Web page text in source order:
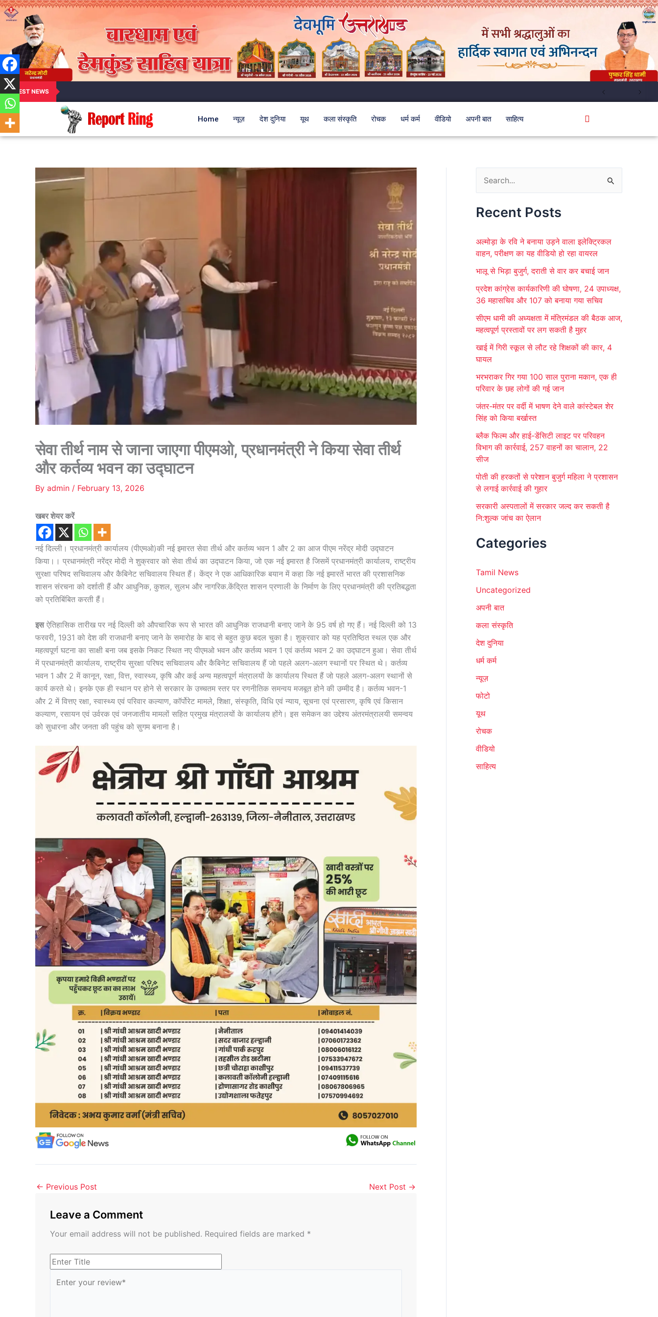
LATEST NEWS
Home न्यूज़ देश दुनिया यूथ कला संस्कृति रोचक धर्म कर्म वीडियो अपनी बात साहित्य
सेवा तीर्थ नाम से जाना जाएगा पीएमओ, प्रधानमंत्री ने किया सेवा तीर्थ
और कर्तव्य भवन का उद्घाटन
By admin / February 13, 2026
खबर शेयर करें
नई दिल्ली। प्रधानमंत्री कार्यालय (पीएमओ)की नई इमारत सेवा तीर्थ और कर्तव्य भवन 1 और 2 का आज पीएम नरेंद्र मोदी उद्घाटन
किया।। प्रधानमंत्री नरेंद्र मोदी ने शुक्रवार को सेवा तीर्थ का उद्घाटन किया, जो एक नई इमारत है जिसमें प्रधानमंत्री कार्यालय, राष्ट्रीय
सुरक्षा परिषद सचिवालय और कैबिनेट सचिवालय स्थित हैं। केंद्र ने एक आधिकारिक बयान में कहा कि नई इमारतें भारत की प्रशासनिक
शासन संरचना को दर्शाती हैं और आधुनिक, कुशल, सुलभ और नागरिक.केंद्रित शासन प्रणाली के निर्माण के लिए प्रधानमंत्री की प्रतिबद्धता
को प्रतिबिंबित करती हैं।
इसऐतिहासिक तारीख पर नई दिल्ली को औपचारिक रूप से भारत की आधुनिक राजधानी बनाए जाने के 95 वर्ष हो गए हैं। नई दिल्ली को 13
फरवरी, 1931 को देश की राजधानी बनाए जाने के समारोह के बाद से बहुत कुछ बदल चुका है। शुक्रवार को यह प्रतिष्ठित स्थल एक और
महत्वपूर्ण घटना का साक्षी बना जब इसके निकट स्थित नए पीएमओ भवन और कर्तव्य भवन 1 एवं कर्तव्य भवन 2 का उद्घाटन हुआ। सेवा तीर्थ
में प्रधानमंत्री कार्यालय, राष्ट्रीय सुरक्षा परिषद सचिवालय और कैबिनेट सचिवालय हैं जो पहले अलग-अलग स्थानों पर स्थित थे। कर्तव्य
भवन 1 और 2 में कानून, रक्षा, वित्त, स्वास्थ्य, कृषि और कई अन्य महत्वपूर्ण मंत्रालयों के कार्यालय स्थित हैं जो पहले अलग-अलग स्थानों से
कार्य करते थे। इनके एक ही स्थान पर होने से सरकार के उच्चतम स्तर पर रणनीतिक समन्वय मजबूत होने की उम्मीद है। कर्तव्य भवन-1
और 2 में वित्तए रक्षा, स्वास्थ्य एवं परिवार कल्याण, कॉर्पोरेट मामले, शिक्षा, संस्कृति, विधि एवं न्याय, सूचना एवं प्रसारण, कृषि एवं किसान
कल्याण, रसायन एवं उर्वरक एवं जनजातीय मामलों सहित प्रमुख मंत्रालयों के कार्यालय होंगे। इस समेकन का उद्देश्य अंतरमंत्रालयी समन्वय
को सुधारना और जनता की पहुंच को सुगम बनाना है।
← Previous Post Next Post →
Leave a Comment
Your email address will not be published. Required fields are marked *
a
c
o
Recent Posts
अल्मोड़ा के रवि ने बनाया उड़ने वाला इलेक्ट्रिकल
वाहन, परीक्षण का यह वीडियो हो रहा वायरल
भालू से भिड़ा बुजुर्ग, दराती से वार कर बचाई जान
प्रदेश कांग्रेस कार्यकारिणी की घोषणा, 24 उपाध्यक्ष,
36 महासचिव और 107 को बनाया गया सचिव
सीएम धामी की अध्यक्षता में मंत्रिमंडल की बैठक आज,
महत्वपूर्ण प्रस्तावों पर लग सकती है मुहर
खाई में गिरी स्कूल से लौट रहे शिक्षकों की कार, 4
घायल
भरभराकर गिर गया 100 साल पुराना मकान, एक ही
परिवार के छह लोगों की गई जान
जंतर-मंतर पर वर्दी में भाषण देने वाले कांस्टेबल शेर
सिंह को किया बर्खास्त
ब्लैक फिल्म और हाई-डेंसिटी लाइट पर परिवहन
विभाग की कार्रवाई, 257 वाहनों का चालान, 22
सीज
पोती की हरकतों से परेशान बुजुर्ग महिला ने प्रशासन
से लगाई कार्रवाई की गुहार
सरकारी अस्पतालों में सरकार जल्द कर सकती है
नि:शुल्क जांच का ऐलान
Categories
Tamil News
Uncategorized
अपनी बात
कला संस्कृति
देश दुनिया
धर्म कर्म
न्यूज़
फोटो
यूथ
रोचक
वीडियो
साहित्य